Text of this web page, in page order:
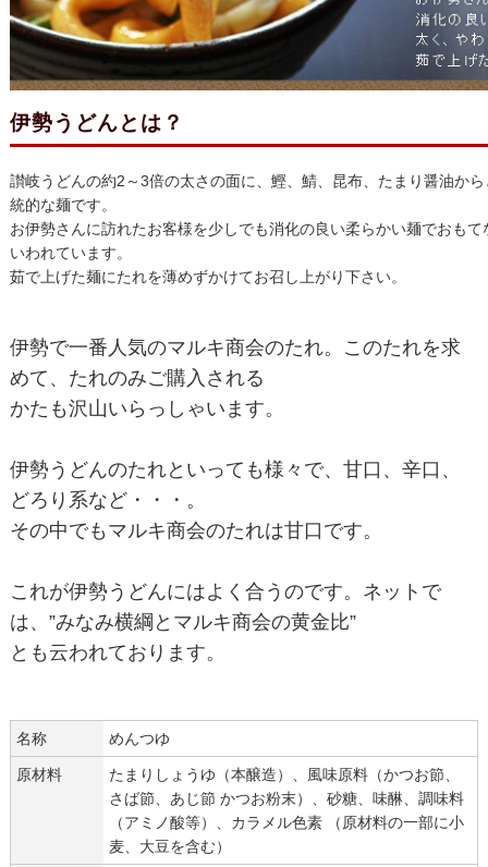
伊勢うどんとは？
讃岐うどんの約2～3倍の太さの面に、鰹、鯖、昆布、たまり醤油か
統的な麺です。
お伊勢さんに訪れたお客様を少しでも消化の良い柔らかい麺でおも
いわれています。
茹で上げた麺にたれを薄めずかけてお召し上がり下さい。
伊勢で一番人気のマルキ商会のたれ。このたれを求
めて、たれのみご購入される
かたも沢山いらっしゃいます。
伊勢うどんのたれといっても様々で、甘口、辛口、
どろり系など・・・。
その中でもマルキ商会のたれは甘口です。
これが伊勢うどんにはよく合うのです。ネットで
は、”みなみ横綱とマルキ商会の黄金比”
とも云われております。
名称 めんつゆ
原材料
たまりしょうゆ（本醸造）、風味原料（かつお節、
さば節、あじ節 かつお粉末）、砂糖、味醂、調味料
（アミノ酸等）、カラメル色素 （原材料の一部に小
麦、大豆を含む）